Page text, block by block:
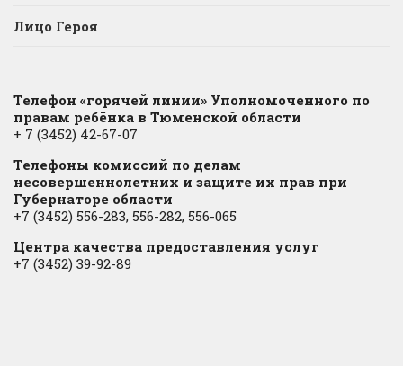
Лицо Героя
Телефон «горячей линии» Уполномоченного по
правам ребёнка в Тюменской области
+ 7 (3452) 42-67-07
Телефоны комиссий по делам
несовершеннолетних и защите их прав при
Губернаторе области
+7 (3452) 556-283, 556-282, 556-065
Центра качества предоставления услуг
+7 (3452) 39-92-89